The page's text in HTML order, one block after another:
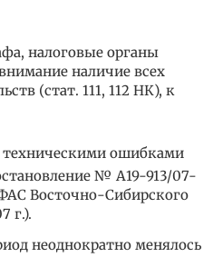
налоговые органы
наличие всех
(стат. 111, 112 НК), к
техническими ошибками
№ А19-913/07-
Восточно-Сибирского
г.).
неоднократно менялось